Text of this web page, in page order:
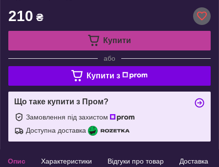
210 ₴
Купити
або
Купити з
Що таке купити з Пром?
Замовлення під захистом
Доступна доставка
Опис Характеристики Відгуки про товар Доставка